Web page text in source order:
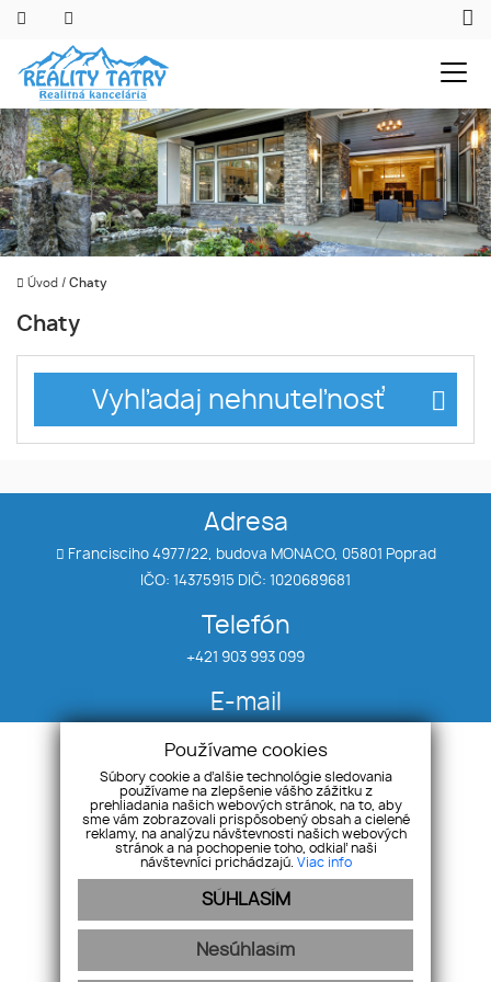
Úvod / Chaty
Chaty
Vyhľadaj nehnuteľnosť
Adresa
Francisciho 4977/22, budova MONACO, 05801 Poprad
IČO: 14375915 DIČ: 1020689681
Telefón
+421 903 993 099
E-mail
Úvod
Nehnuteľnosti
Byty
Priestory
Chaty
Ponuka/dopyt
Používame cookies
Súbory cookie a ďalšie technológie sledovania
používame na zlepšenie vášho zážitku z
prehliadania našich webových stránok, na to, aby
sme vám zobrazovali prispôsobený obsah a cielené
reklamy, na analýzu návštevnosti našich webových
stránok a na pochopenie toho, odkiaľ naši
návštevníci prichádzajú. Viac info
SÚHLASÍM
Nesúhlasím